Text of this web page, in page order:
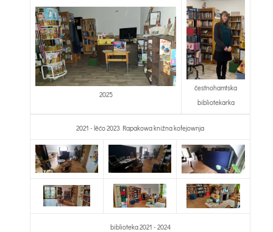
2025
čestnohamtska
bibliotekarka
2021 - lěćo 2023 Rapakowa knižna kofejownja
biblioteka 2021 - 2024